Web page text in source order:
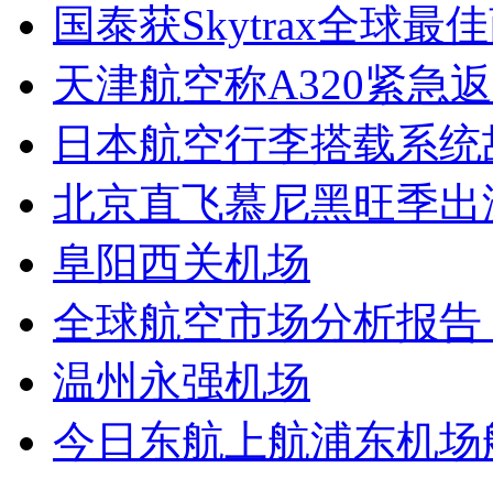
国泰获Skytrax全球最
天津航空称A320紧急
日本航空行李搭载系
北京直飞慕尼黑旺季
阜阳西关机场
全球航空市场分析报
温州永强机场
今日东航上航浦东机